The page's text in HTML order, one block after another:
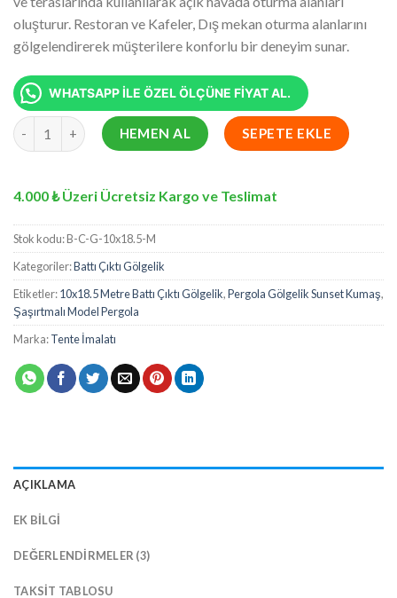
₺80.475,00.
oluşturur. Restoran ve Kafeler, Dış mekan oturma alanlarını
gölgelendirerek müşterilere konforlu bir deneyim sunar.
WHATSAPP İLE ÖZEL ÖLÇÜNE FİYAT AL.
10x18.5 Metre Battı Çıktı Gölgelik, Pergola Gölgelik Sunset
HEMEN AL SEPETE EKLE
4.000 ₺ Üzeri Ücretsiz Kargo ve Teslimat
Stok kodu:B-C-G-10x18.5-M
Kategoriler:Battı Çıktı Gölgelik
Etiketler:10x18.5 Metre Battı Çıktı Gölgelik,Pergola Gölgelik Sunset Kumaş,
Şaşırtmalı Model Pergola
Marka:Tente İmalatı
AÇIKLAMA
EK BILGI
DEĞERLENDIRMELER (3)
TAKSIT TABLOSU